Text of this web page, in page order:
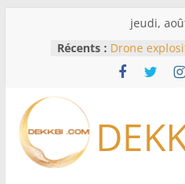
jeudi,
Récents : Drone
menace
«des
records dans
Disney